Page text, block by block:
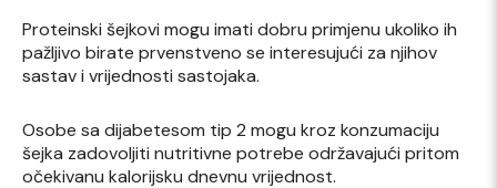
Proteinski šejkovi mogu imati dobru primjenu ukoliko ih
pažljivo birate prvenstveno se interesujući za njihov
sastav i vrijednosti sastojaka.
Osobe sa dijabetesom tip 2 mogu kroz konzumaciju
šejka zadovoljiti nutritivne potrebe održavajući pritom
očekivanu kalorijsku dnevnu vrijednost.